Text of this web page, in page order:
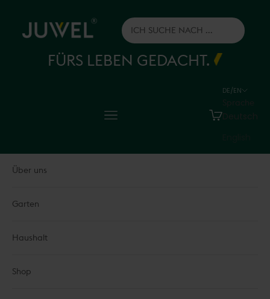
Juwel H.Wüster GmbH
FÜRS LEBEN GEDACHT.
Menü Warenkorb
DE/EN
Über uns
Garten
Haushalt
Shop